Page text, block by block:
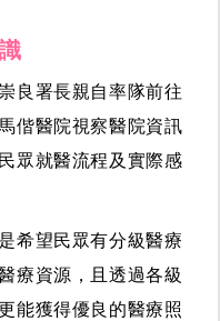
良署長親自率隊前往
偕醫院視察醫院資訊
眾就醫流程及實際感
希望民眾有分級醫療
療資源，且透過各級
能獲得優良的醫療照